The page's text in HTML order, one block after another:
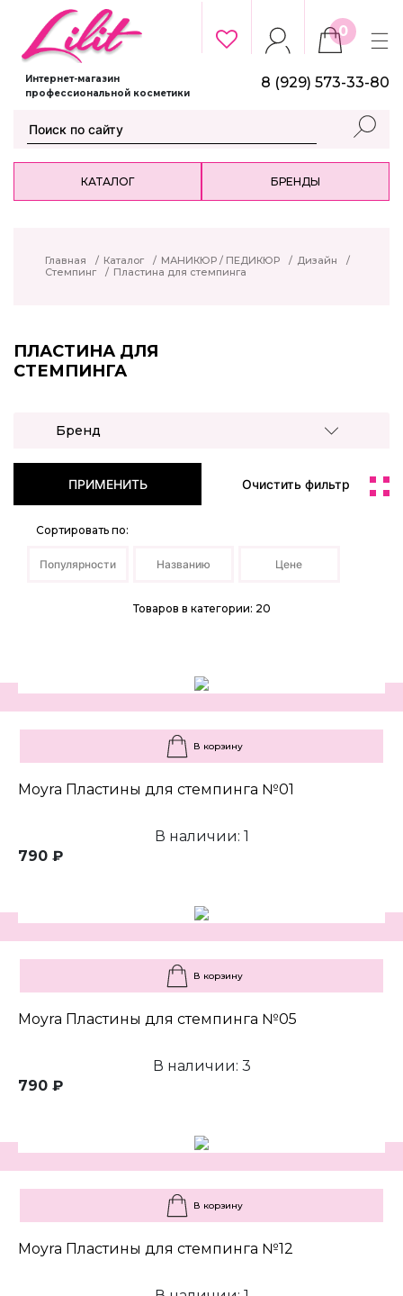
Интернет-магазин
профессиональной косметики
0
8 (929) 573-33-80
КАТАЛОГ БРЕНДЫ
Главная / Каталог / МАНИКЮР / ПЕДИКЮР / Дизайн
/
Стемпинг
/ Пластина для стемпинга
ПЛАСТИНА ДЛЯ
СТЕМПИНГА
Бренд
ПРИМЕНИТЬ Очистить фильтр
Сортировать по:
Популярности Названию Цене
Товаров в категории: 20
В корзину
Moyra Пластины для стемпинга №01
В наличии: 1
790 ₽
В корзину
Moyra Пластины для стемпинга №05
В наличии: 3
790 ₽
В корзину
Moyra Пластины для стемпинга №12